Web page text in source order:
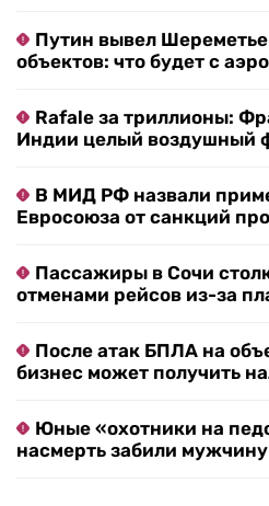
Путин вывел
объектов: что будет с
Rafale за триллионы:
Индии целый воздушный
В МИД РФ назвали
Евросоюза от санкций
Пассажиры в Сочи
отменами рейсов из-за
После атак БПЛА на
бизнес может получить
Юные «охотники на
насмерть забили